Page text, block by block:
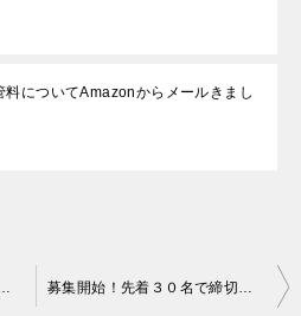
料についてAmazonからメールきまし